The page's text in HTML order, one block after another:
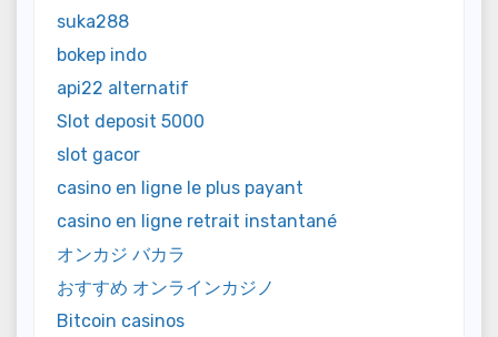
suka288
bokep indo
api22 alternatif
Slot deposit 5000
slot gacor
casino en ligne le plus payant
casino en ligne retrait instantané
オンカジ バカラ
おすすめ オンラインカジノ
Bitcoin casinos